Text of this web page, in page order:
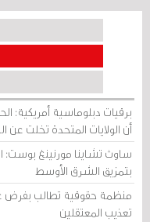
برقيات دبلوماسية أمريكية:
أن الولايات المتحدة تخلت عن
ساوث تشاينا مورنينغ بوست:
بتمزيق الشرق الأوسط
منظمة حقوقية تطالب بفرض
تعذيب المعتقلين